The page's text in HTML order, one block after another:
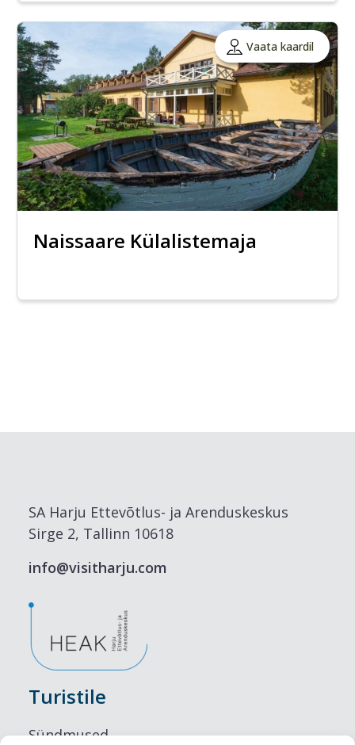
Vaata kaardil
Naissaare Külalistemaja
SA Harju Ettevõtlus- ja Arenduskeskus
Sirge 2, Tallinn 10618
info@visitharju.com
Turistile
Sündmused